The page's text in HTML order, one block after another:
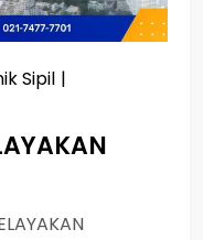
Sipil